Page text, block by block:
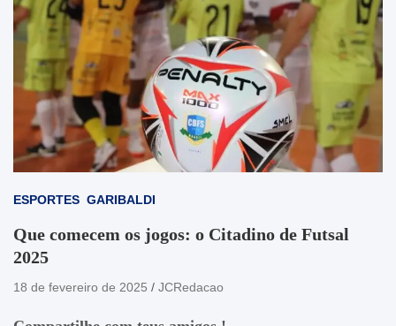
ESPORTES GARIBALDI
Que comecem os jogos: o Citadino de Futsal
2025
18 de fevereiro de 2025 JCRedacao